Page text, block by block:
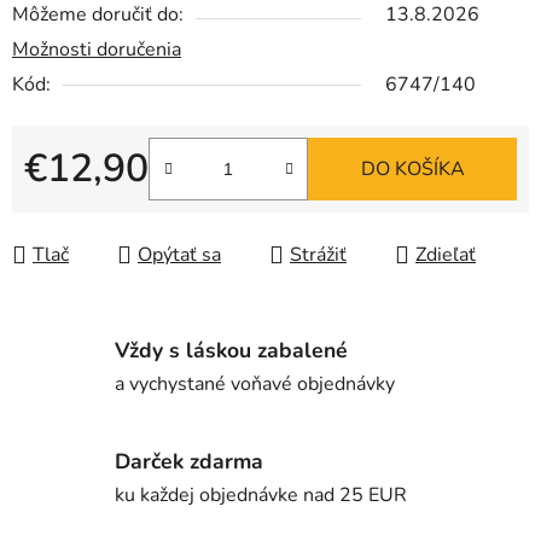
Môžeme doručiť do:
13.8.2026
Možnosti doručenia
Kód:
6747/140
€12,90
Jednotková cena:
DO KOŠÍKA
Tlač Opýtať sa Strážiť Zdieľať
Vždy s láskou zabalené
a vychystané voňavé objednávky
Darček zdarma
ku každej objednávke nad 25 EUR